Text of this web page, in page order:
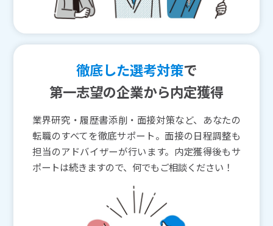
徹底した選考対策で
第一志望の企業から内定獲得
業界研究・履歴書添削・面接対策など、あなたの
転職のすべてを徹底サポート。面接の日程調整も
担当のアドバイザーが行います。内定獲得後もサ
ポートは続きますので、何でもご相談ください！